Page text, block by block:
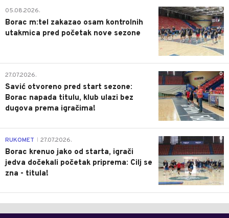
0
05.08.2026.
Borac m:tel zakazao osam kontrolnih
utakmica pred početak nove sezone
0
27.07.2026.
Savić otvoreno pred start sezone:
Borac napada titulu, klub ulazi bez
dugova prema igračima!
0
RUKOMET 27.07.2026.
Borac krenuo jako od starta, igrači
jedva dočekali početak priprema: Cilj se
zna - titula!